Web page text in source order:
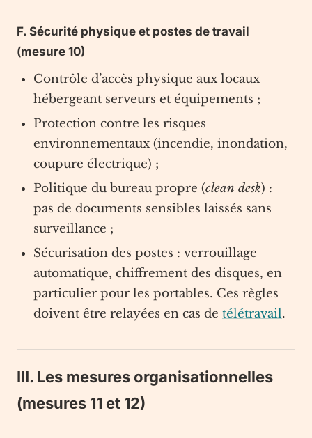
F. Sécurité physique et postes de travail
(mesure 10)
Contrôle d’accès physique aux locaux
hébergeant serveurs et équipements ;
Protection contre les risques
environnementaux (incendie, inondation,
coupure électrique) ;
Politique du bureau propre (clean desk) :
pas de documents sensibles laissés sans
surveillance ;
Sécurisation des postes : verrouillage
automatique, chiffrement des disques, en
particulier pour les portables. Ces règles
doivent être relayées en cas de télétravail.
III. Les mesures organisationnelles
(mesures 11 et 12)